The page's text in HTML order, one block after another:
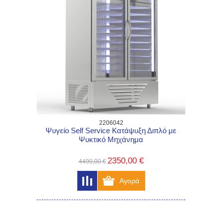
2206042
Ψυγείο Self Service Κατάψυξη Διπλό με
Ψυκτικό Μηχάνημα
4490,00 € 2350,00 €